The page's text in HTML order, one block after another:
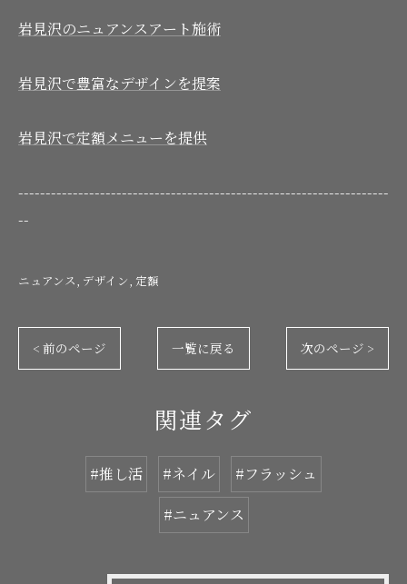
岩見沢のニュアンスアート施術
岩見沢で豊富なデザインを提案
岩見沢で定額メニューを提供
--------------------------------------------------------------------
--
ニュアンス デザイン 定額
< 前のページ 一覧に戻る 次のページ >
関連タグ
#推し活 #ネイル
#フラッシュ
#ニュアンス